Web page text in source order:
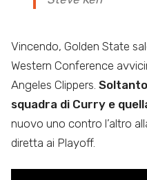
Vincendo, Golden State
Western Conference
Angeles Clippers.
squadra di Curry e
nuovo uno contro l’altro
diretta ai Playoff.